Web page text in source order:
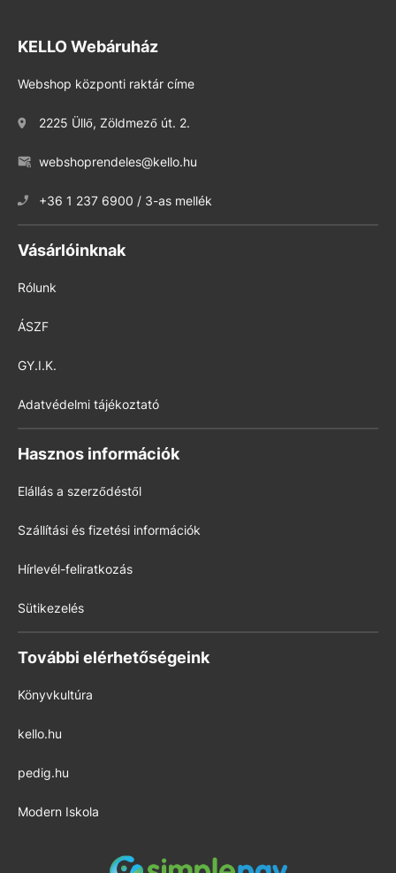
KELLO Webáruház
Webshop központi raktár címe
2225 Üllő, Zöldmező út. 2.
webshoprendeles@kello.hu
+36 1 237 6900 / 3-as mellék
Vásárlóinknak
Rólunk
ÁSZF
GY.I.K.
Adatvédelmi tájékoztató
Hasznos információk
Elállás a szerződéstől
Szállítási és fizetési információk
Hírlevél-feliratkozás
Sütikezelés
További elérhetőségeink
Könyvkultúra
kello.hu
pedig.hu
Modern Iskola